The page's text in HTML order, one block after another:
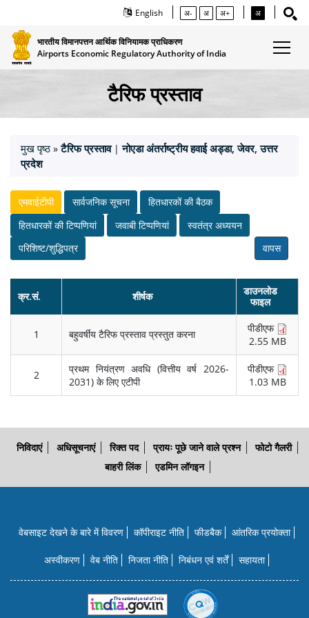
English अ- अ अ+ अ
भारतीय विमानपत्तन आर्थिक विनियामक प्राधिकरण
Airports Economic Regulatory Authority of India
टैरिफ प्रस्ताव
मुख पृष्ठ » टैरिफ प्रस्ताव |नोएडा अंतर्राष्ट्रीय हवाई अड्डा, जेवर, उत्तर
प्रदेश
एमवाईटीपी सार्वजनिक सूचना
हितधारकों की बैठक
हितधारकों की टिप्‍पणियां
जवाबी टिप्‍पणियां
स्‍वतंत्र अध्‍ययन
परिशिष्ट/शुद्धिपत्र
वापस
क्र.सं. शीर्षक
डाउनलोड
फाइल
1 बहुवर्षीय टैरिफ प्रस्ताव प्रस्तुत करना
पीडीएफ
2.55 MB
2
प्रथम नियंत्रण अवधि (वित्तीय वर्ष 2026-
2031) के लिए एटीपी
पीडीएफ
1.03 MB
निविदाएं अधिसूचनाएं रिक्त पद प्रायः पूछे जाने वाले प्रश्न
फोटो गैलरी
बाहरी लिंक
एडमिन लॉगइन
वेबसाइट देखने के बारे में विवरण कॉपीराइट नीति फीडबैक आंतरिक प्रयोक्‍ता
अस्वीकरण वेब नीति निजता नीति निबंधन एवं शर्तें सहायता